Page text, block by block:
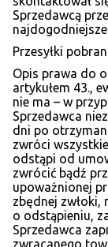
Sprzedawcą
Przesyłki
Opis prawa do
artykułem 43.,
nie ma – w
Sprzedawca
dni po
zwróci
odstąpi od
zwrócić bądź
upoważnionej
zbędnej
o odstąpieniu,
Sprzedawca